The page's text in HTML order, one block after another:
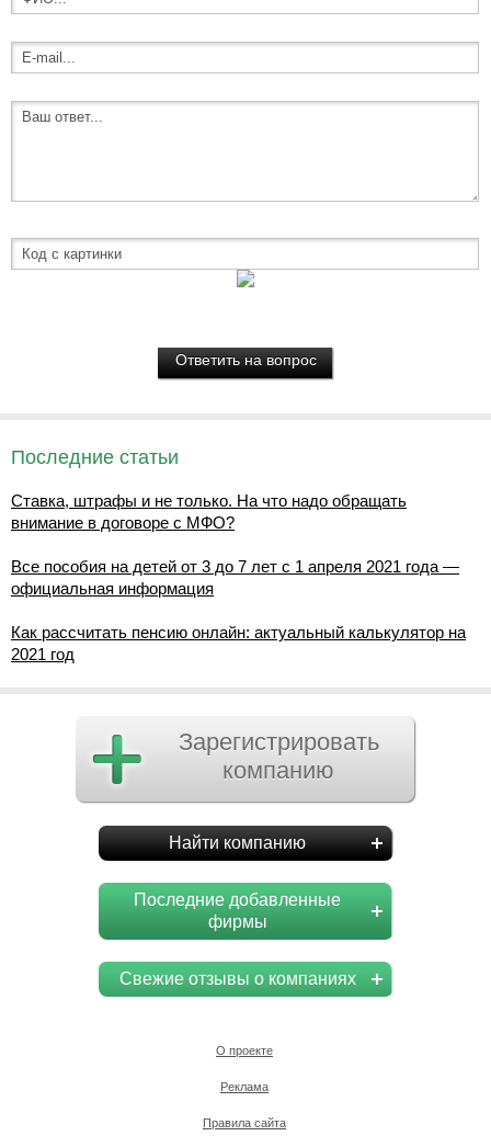
Последние статьи
Ставка, штрафы и не только. На что надо обращать
внимание в договоре с МФО?
Все пособия на детей от 3 до 7 лет с 1 апреля 2021 года —
официальная информация
Как рассчитать пенсию онлайн: актуальный калькулятор на
2021 год
Зарегистрировать
компанию
Найти компанию
Последние добавленные
фирмы
Свежие отзывы о компаниях
О проекте
Реклама
Правила сайта